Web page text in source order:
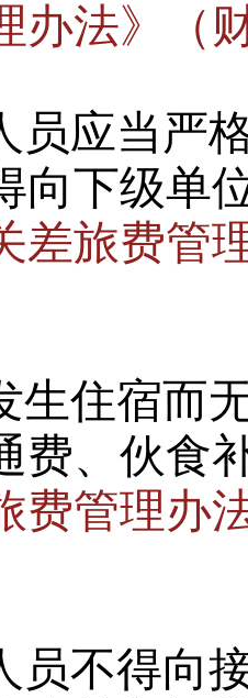
办法》（
员应当严
向下级单
差旅费管
生住宿而
费、伙食
费管理办
员不得向